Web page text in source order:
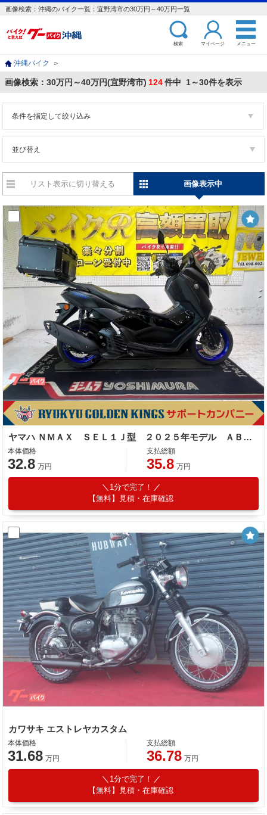
画像検索：沖縄のバイク一覧：宜野湾市の30万円～40万円一覧
検索 マイページ メニュー
沖縄バイク ＞
画像検索：30万円～40万円(宜野湾市) 124件中 1～30件を表示
条件を指定して絞り込み
並び替え
リスト表示に切り替える 画像表示中
ヤマハ ＮＭＡＸ ＳＥＬ１Ｊ型 ２０２５年モデル ＡＢＳ キーレス リアキャリア リアＢＯＸ
本体価格
32.8 万円
支払総額
35.8 万円
1分で完了！
【無料】見積・在庫確認
カワサキ エストレヤカスタム
本体価格
31.68 万円
支払総額
36.78 万円
1分で完了！
【無料】見積・在庫確認